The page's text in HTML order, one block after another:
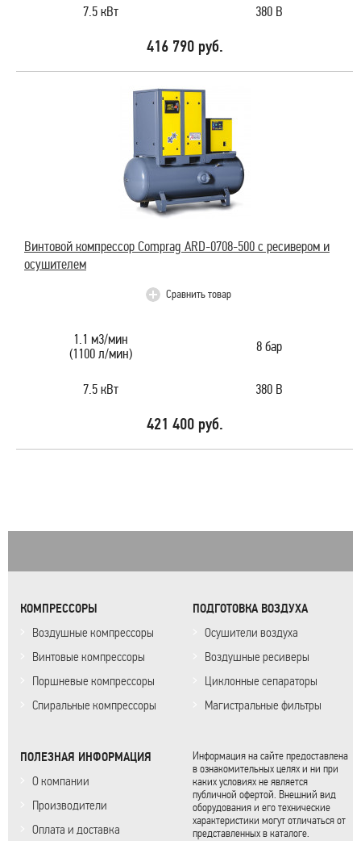
7.5 кВт 380 В
416 790 руб.
Винтовой компрессор Comprag ARD-0708-500 с ресивером и
осушителем
Сравнить товар
1.1 м3/мин
(1100 л/мин)
8 бар
7.5 кВт 380 В
421 400 руб.
КОМПРЕССОРЫ
Воздушные компрессоры
Винтовые компрессоры
Поршневые компрессоры
Спиральные компрессоры
ПОДГОТОВКА ВОЗДУХА
Осушители воздуха
Воздушные ресиверы
Циклонные сепараторы
Магистральные фильтры
ПОЛЕЗНАЯ ИНФОРМАЦИЯ
О компании
Производители
Оплата и доставка
Информация на сайте предоставлена
в ознакомительных целях и ни при
каких условиях не является
публичной офертой. Внешний вид
оборудования и его технические
характеристики могут отличаться от
представленных в каталоге.